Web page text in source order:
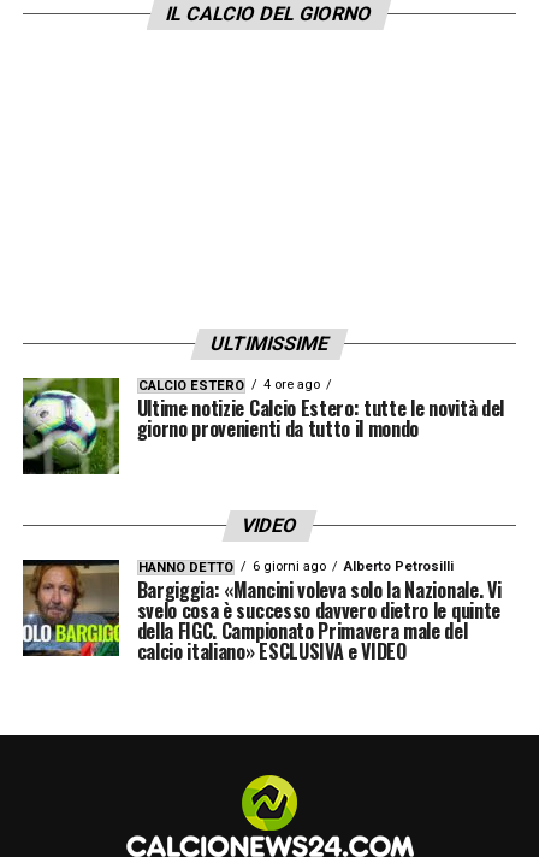
IL CALCIO DEL GIORNO
ULTIMISSIME
CALCIO ESTERO 4 ore ago
Ultime notizie Calcio Estero: tutte le novità del
giorno provenienti da tutto il mondo
VIDEO
HANNO DETTO 6 giorni ago Alberto Petrosilli
Bargiggia: «Mancini voleva solo la Nazionale. Vi
svelo cosa è successo davvero dietro le quinte
della FIGC. Campionato Primavera male del
calcio italiano» ESCLUSIVA e VIDEO